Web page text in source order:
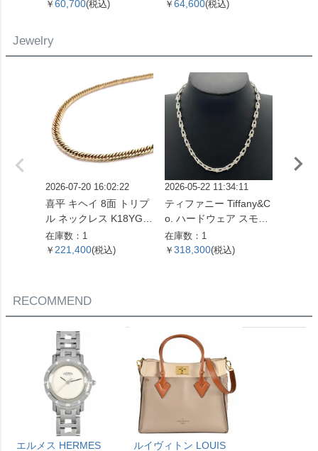
キン ブラック ゴールド
￥ 60,700(税込)
ム キャンバス M41428
￥ 64,600(税込)
Jewelry
2026-07-20 16:02:22
喜平 キヘイ 8面 トリプ
ル ネックレス K18YG 1
0.4g【中古】
在庫数：1
￥ 221,400(税込)
2026-05-22 11:34:11
ティファニー Tiffany&C
o. ハードウェア スモー
ルリンク ネックレス 60
153093 SV925 42.4g シ
在庫数：1
￥ 318,300(税込)
RECOMMEND
エルメス HERMES ルイヴィトン LOUIS